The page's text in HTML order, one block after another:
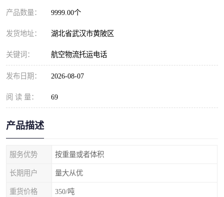
产品数量： 9999.00个
发货地址： 湖北省武汉市黄陂区
关键词： 航空物流托运电话
发布日期： 2026-08-07
阅 读 量： 69
产品描述
服务优势 按重量或者体积
长期用户 量大从优
重货价格 350/吨